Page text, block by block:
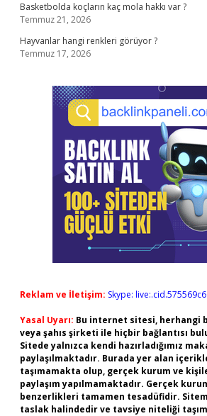
Basketbolda koçların kaç mola hakkı var ?
Temmuz 21, 2026
Hayvanlar hangi renkleri görüyor ?
Temmuz 17, 2026
Reklam ve İletişim: Skype:
Yasal Uyarı: Bu internet sitesi, herhangi
veya şahıs şirketi ile hiçbir bağlantısı
Sitede yalnızca kendi hazırladığımız
paylaşılmaktadır. Burada yer alan
taşımamakta olup, gerçek kurum ve
paylaşım yapılmamaktadır. Gerçek
benzerlikleri tamamen tesadüfidir.
taslak halindedir ve tavsiye niteliği